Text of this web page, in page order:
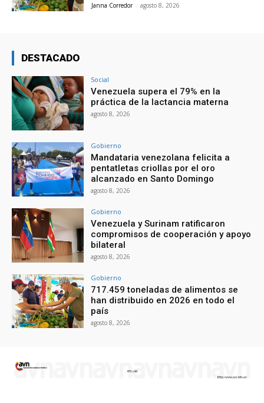
Janna Corredor - agosto 8, 2026
DESTACADO
Social
Venezuela supera el 79% en la
práctica de la lactancia materna
agosto 8, 2026
Gobierno
Mandataria venezolana felicita a
pentatletas criollas por el oro
alcanzado en Santo Domingo
agosto 8, 2026
Gobierno
Venezuela y Surinam ratificaron
compromisos de cooperación y apoyo
bilateral
agosto 8, 2026
Gobierno
717.459 toneladas de alimentos se
han distribuido en 2026 en todo el
país
agosto 8, 2026